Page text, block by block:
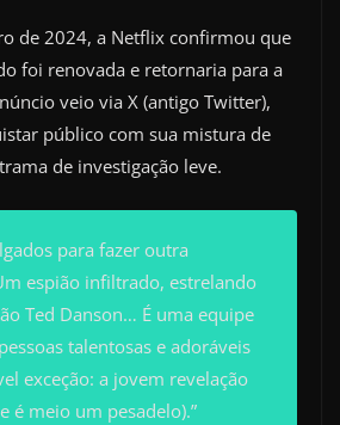
de 2024, a Netflix confirmou que
foi renovada e retornaria para a
veio via X (antigo Twitter),
público com sua mistura de
de investigação leve.
para fazer outra
espião infiltrado, estrelando
Ted Danson… É uma equipe
talentosas e adoráveis
exceção: a jovem revelação
é meio um pesadelo).”